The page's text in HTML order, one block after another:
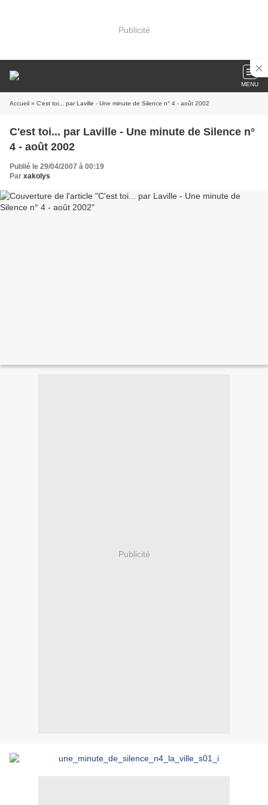
Publicité
MENU
Accueil » C'est toi... par Laville - Une minute de Silence n° 4 - août 2002
C'est toi... par Laville - Une minute de Silence n°
4 - août 2002
Publié le 29/04/2007 à 00:19
Par xakolys
Publicité